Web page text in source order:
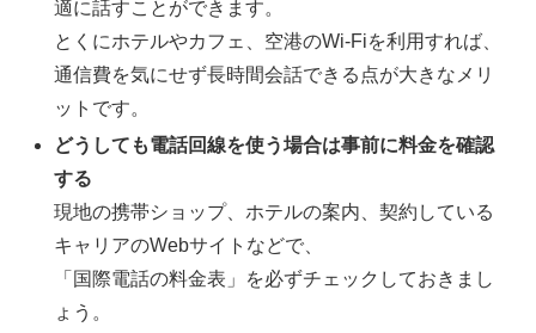
適に話すことができます。
とくにホテルやカフェ、空港のWi-Fiを利用すれば、
通信費を気にせず長時間会話できる点が大きなメリ
ットです。
どうしても電話回線を使う場合は事前に料金を確認
する
現地の携帯ショップ、ホテルの案内、契約している
キャリアのWebサイトなどで、
「国際電話の料金表」を必ずチェックしておきまし
ょう。